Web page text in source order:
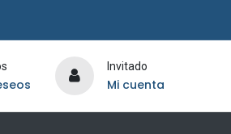
Invitado
Mi cuenta